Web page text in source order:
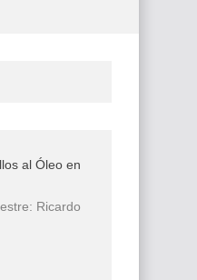
al Óleo en
Ricardo